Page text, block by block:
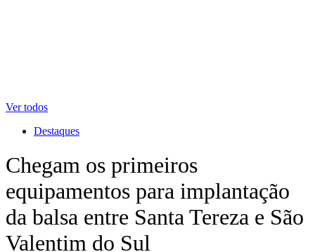
Ver todos
Destaques
Chegam os primeiros
equipamentos para implantação
da balsa entre Santa Tereza e São
Valentim do Sul